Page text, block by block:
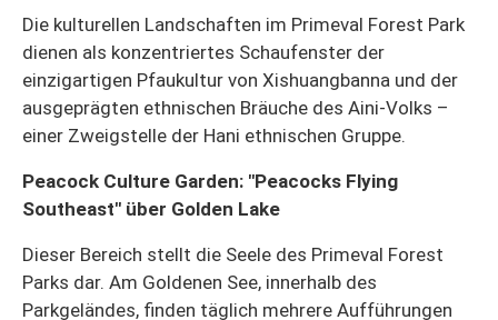
Die kulturellen Landschaften im Primeval Forest Park
dienen als konzentriertes Schaufenster der
einzigartigen Pfaukultur von Xishuangbanna und der
ausgeprägten ethnischen Bräuche des Aini-Volks –
einer Zweigstelle der Hani ethnischen Gruppe.
Peacock Culture Garden: "Peacocks Flying
Southeast" über Golden Lake
Dieser Bereich stellt die Seele des Primeval Forest
Parks dar. Am Goldenen See, innerhalb des
Parkgeländes, finden täglich mehrere Aufführungen